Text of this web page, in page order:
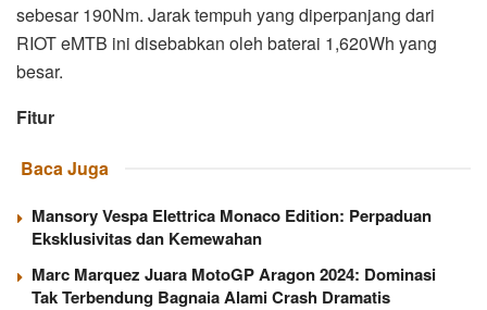
sebesar 190Nm. Jarak tempuh yang diperpanjang dari
RIOT eMTB ini disebabkan oleh baterai 1,620Wh yang
besar.
Fitur
Baca Juga
Mansory Vespa Elettrica Monaco Edition: Perpaduan
Eksklusivitas dan Kemewahan
Marc Marquez Juara MotoGP Aragon 2024: Dominasi
Tak Terbendung Bagnaia Alami Crash Dramatis